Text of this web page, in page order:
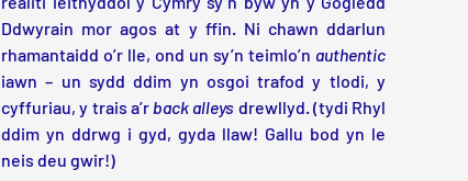
Ddwyrain mor agos at y ffin. Ni chawn ddarlun
rhamantaidd o’r lle, ond un sy’n teimlo’n
iawn – un sydd ddim yn osgoi trafod y tlodi, y
cyffuriau, y trais a’r back alleys drewllyd. (tydi Rhyl
ddim yn ddrwg i gyd, gyda llaw! Gallu bod yn le
neis deu gwir!)